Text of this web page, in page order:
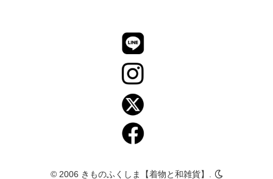
© 2006 きものふくしま【着物と和雑貨】.